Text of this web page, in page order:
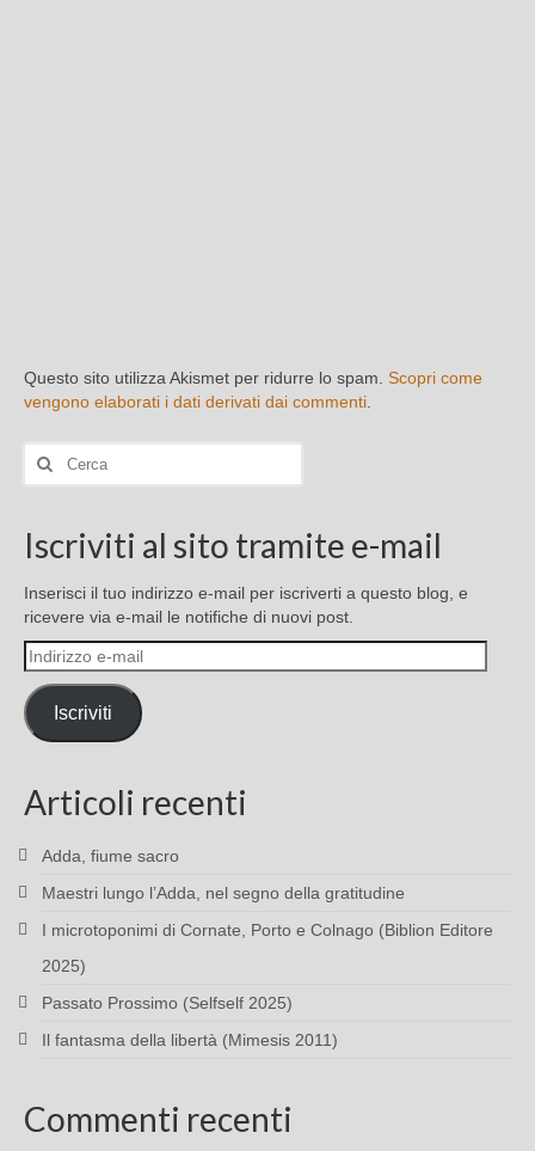
Questo sito utilizza Akismet per ridurre lo spam. Scopri come
vengono elaborati i dati derivati dai commenti
Cerca:
Iscriviti al sito tramite e-mail
Inserisci il tuo indirizzo e-mail per iscriverti a questo blog, e
ricevere via e-mail le notifiche di nuovi post.
Indirizzo
e-
mail
Iscriviti
Articoli recenti
Adda, fiume sacro
Maestri lungo l’Adda, nel segno della gratitudine
I microtoponimi di Cornate, Porto e Colnago (Biblion Editore
2025)
Passato Prossimo (Selfself 2025)
Il fantasma della libertà (Mimesis 2011)
Commenti recenti